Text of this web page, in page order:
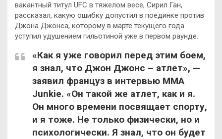
вакантный титул UFC в тяжелом весе, Сирил Ган,
рассказал, какую ошибку допустил в поединке против
Джона Джонса, которому в марте текущего года
уступил удушением гильотиной уже в первом раунде.
«Как я уже говорил перед этим боем,
я знал, что Джон Джонс – атлет», —
заявил француз в интервью MMA
Junkie. «Он такой же атлет, как и я.
Он много времени посвящает спорту,
и я тоже. Не только физически, но и
психологически. Я знал, что он будет